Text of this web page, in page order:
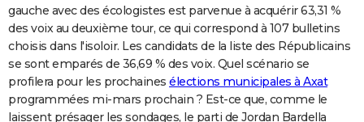
Bricolage
Lifestyle
Culture
Sport
Auto
Television
Voyage
Cinema
gauche avec des écologistes est parvenue à acquérir 63,31 %
des voix au deuxième tour, ce qui correspond à 107 bulletins
choisis dans l'isoloir. Les candidats de la liste des Républicains
se sont emparés de 36,69 % des voix. Quel scénario se
profilera pour les prochaines élections municipales à Axat
programmées mi-mars prochain ? Est-ce que, comme le
laissent présager les sondages, le parti de Jordan Bardella